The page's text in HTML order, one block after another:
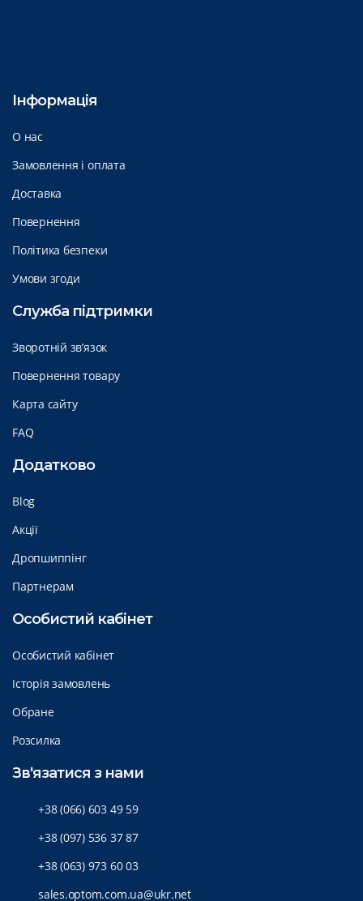
Інформація
О нас
Замовлення і оплата
Доставка
Повернення
Політика безпеки
Умови згоди
Служба підтримки
Зворотній зв’язок
Повернення товару
Карта сайту
FAQ
Додатково
Blog
Акції
Дропшиппінг
Партнерам
Особистий кабінет
Особистий кабінет
Історія замовлень
Обране
Розсилка
Зв'язатися з нами
+38 (066) 603 49 59
+38 (097) 536 37 87
+38 (063) 973 60 03
sales.optom.com.ua@ukr.net